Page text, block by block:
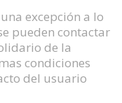
excepción a lo
pueden contactar
de la
condiciones
del usuario